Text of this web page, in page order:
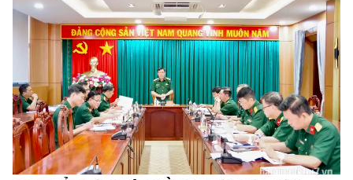
KTQP Lâm Đồng làm trưởng đoàn.